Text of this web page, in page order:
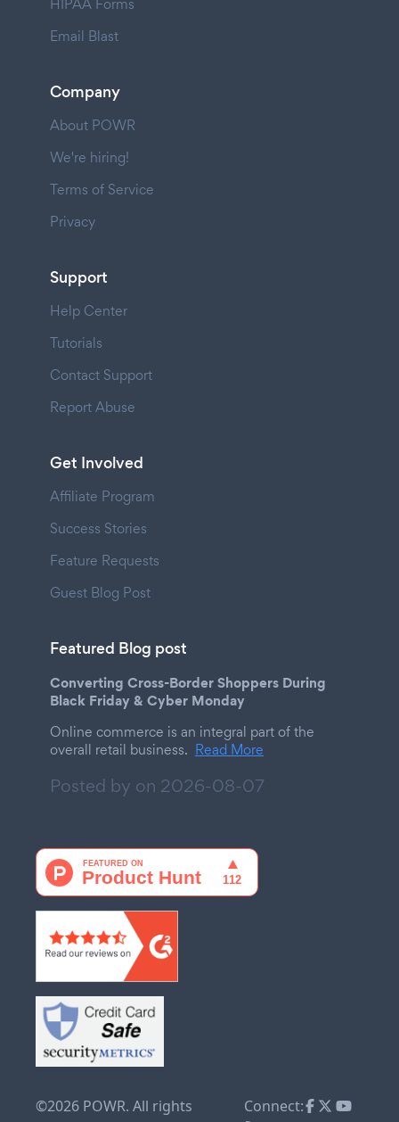
HIPAA Forms
Email Blast
Company
About POWR
We're hiring!
Terms of Service
Privacy
Support
Help Center
Tutorials
Contact Support
Report Abuse
Get Involved
Affiliate Program
Success Stories
Feature Requests
Guest Blog Post
Featured Blog post
Converting Cross-Border Shoppers During
Black Friday & Cyber Monday
Online commerce is an integral part of the
overall retail business. Read More
Posted by on 2026-08-07
©2026 POWR. All rights
Connect: